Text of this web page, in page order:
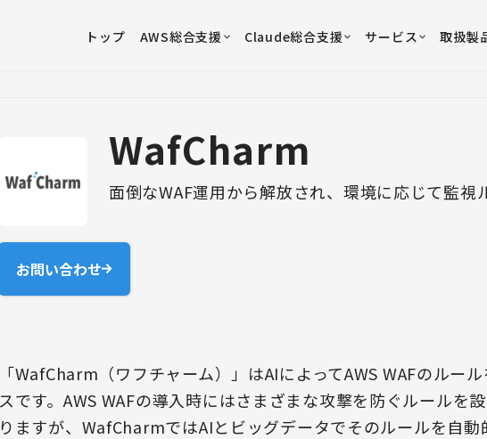
トップ AWS総合支援 Claude総合支援 サービス 取扱製
WafCharm
面倒なWAF運用から解放され、環境に応じて監
お問い合わせ
「WafCharm（ワフチャーム）」はAIによってAWS WAFのルー
スです。AWS WAFの導入時にはさまざまな攻撃を防ぐルールを
りますが、WafCharmではAIとビッグデータでそのルールを自